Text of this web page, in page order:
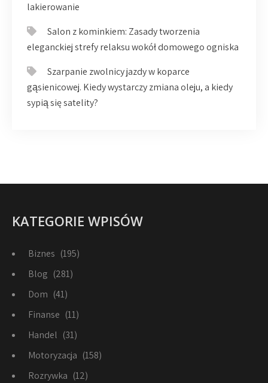
lakierowanie
Salon z kominkiem: Zasady tworzenia
eleganckiej strefy relaksu wokół domowego ogniska
Szarpanie zwolnicy jazdy w koparce
gąsienicowej. Kiedy wystarczy zmiana oleju, a kiedy
sypią się satelity?
KATEGORIE WPISÓW
Biznes (195)
Blog (281)
Dom (41)
Finanse (11)
Handel (31)
Motoryzacja (158)
Rozrywka (12)